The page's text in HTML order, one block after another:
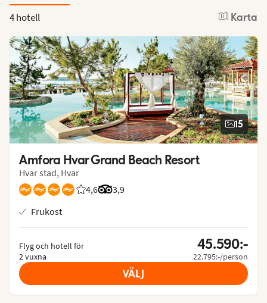
4 hotell Karta
15
Amfora Hvar Grand Beach Resort
Hvar stad, Hvar
4,6
Betyg från Vings gäster: 4.571/5
3,9
Betyg från Tripadvisor: 3.9 of 5
Frukost
Flyg och hotell för
2 vuxna
45.590:-
22.795:-/person
VÄLJ